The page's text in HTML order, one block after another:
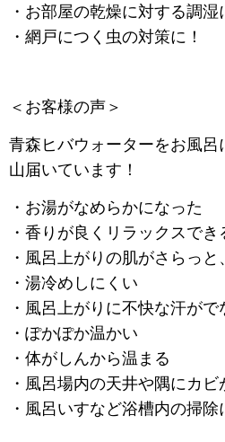
・お部屋の乾燥に対する調湿
・網戸につく虫の対策に！
＜お客様の声＞
青森ヒバウォーターをお風呂
山届いています！
・お湯がなめらかになった
・香りが良くリラックスでき
・風呂上がりの肌がさらっ
・湯冷めしにくい
・風呂上がりに不快な汗がで
・ぽかぽか温かい
・体がしんから温まる
・風呂場内の天井や隅にカビ
・風呂いすなど浴槽内の掃除